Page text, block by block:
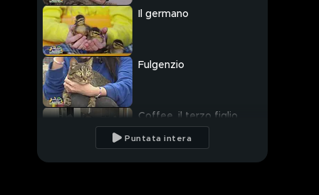
Il germano
Fulgenzio
Coffee, il terzo figlio
peloso di Nicole Murgia
Puntata intera